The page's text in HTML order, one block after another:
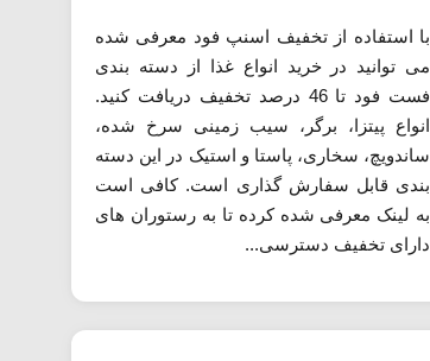
با استفاده از تخفیف اسنپ فود معرفی شده
می توانید در خرید انواع غذا از دسته بندی
فست فود تا 46 درصد تخفیف دریافت کنید.
انواع پیتزا، برگر، سیب زمینی سرخ شده،
ساندویچ، سخاری، پاستا و استیک در این دسته
بندی قابل سفارش گذاری است. کافی است
به لینک معرفی شده کرده تا به رستوران های
دارای تخفیف دسترسی...